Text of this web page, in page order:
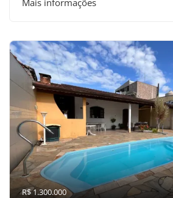
Mais informações
R$ 1.300.000